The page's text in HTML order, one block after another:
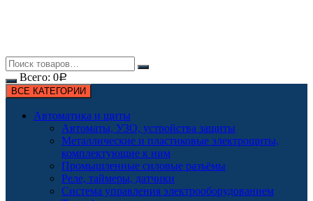
Всего: 0Р
ВСЕ КАТЕГОРИИ
Автоматика и щиты
Автоматы, УЗО, устройства защиты
Металлические и пластиковые электрощиты,
комплектующие к ним
Промышленные силовые разъёмы
Реле, таймеры, датчики
Система управления электрооборудованием